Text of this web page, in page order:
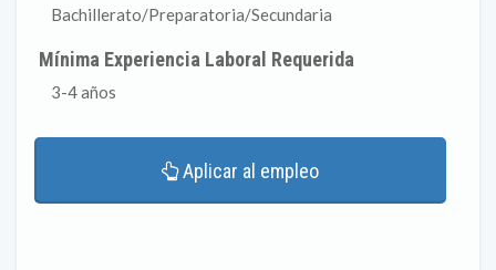
Bachillerato/Preparatoria/Secundaria
Mínima Experiencia Laboral Requerida
3-4 años
Aplicar al empleo